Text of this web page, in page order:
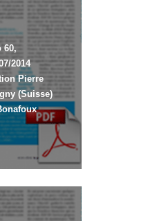
60,
2014
Pierre
(Suisse)